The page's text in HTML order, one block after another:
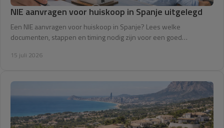
NIE aanvragen voor huiskoop in Spanje uitgelegd
Een NIE aanvragen voor huiskoop in Spanje? Lees welke
documenten, stappen en timing nodig zijn voor een goed
15 juli 2026